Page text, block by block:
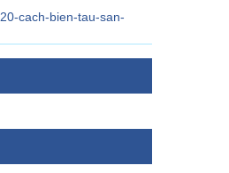
20-cach-bien-tau-san-